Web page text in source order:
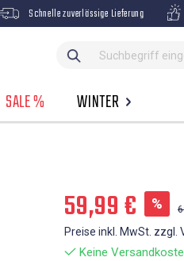
Schnelle zuverlässige Lieferung
SALE % WINTER
59,99 € %
Preise inkl. MwSt. zzgl.
Keine